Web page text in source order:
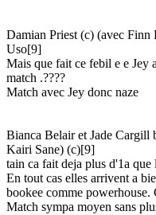
Damian Priest (c) (avec
Uso[9]
Mais que fait ce febil e e Jey
match .????
Match avec Jey donc naze
Bianca Belair et Jade Cargill
Kairi Sane) (c)[9]
tain ca fait deja plus d'1a que
En tout cas elles arrivent a
bookee comme
Match sympa moyen sans